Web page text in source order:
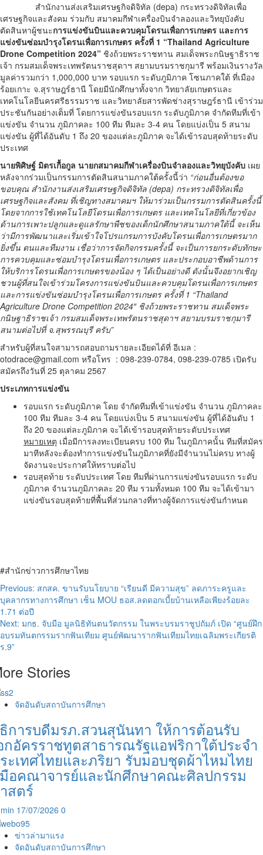
สำนักงานส่งเสริมเศรษฐกิจดิจิทัล (depa) กระทรวงดิจิทัลเพื่อ
เศรษฐกิจและสังคม ร่วมกับ สมาคมกีฬาเครื่องบินจำลองและวิทยุบังคับ
ตัดสินหาผู้ชนะการแข่งขันบินและควบคุมโดรนเพื่อการเกษตร และการ
แข่งขันซ่อมบำรุงโดรนเพื่อการเกษตร ครั้งที่ 1 “Thailand Agriculture
Drone Competition 2024” ชิงถ้วยพระราชทาน สมเด็จพระกนิษฐาธิราช
เจ้า กรมสมเด็จพระเทพรัตนราชสุดาฯ สยามบรมราชกุมารี พร้อมเงินรางวัล
มูลค่ารวมกว่า 1,000,000 บาท รอบแรก ระดับภูมิภาค โซนภาคใต้ ที่เมือง
ร้อยเกาะ จ.สุราษฎร์ธานี โดยมีนักศึกษาทั้งจาก วิทยาลัยเกษตรและ
เทคโนโลยีนครศรีธรรมราช และวิทยาลัยสารพัดช่างสุราษฎร์ธานี เข้าร่วม
ประชันกันอย่างเต็มที่ โดยการแข่งขันรอบแรก ระดับภูมิภาค จำกัดทีมที่เข้า
แข่งขัน จำนวน ภูมิภาคละ 100 ทีม ทีมละ 3-4 คน โดยแบ่งเป็น 5 สนาม
แข่งขัน ผู้ที่ได้อันดับ 1 ถึง 20 ของแต่ละภูมิภาค จะได้เข้ารอบสุดท้ายระดับ
ประเทศ
นายพิศิษฐ์ มิตรเกื้อกูล นายกสมาคมกีฬาเครื่องบินจำลองและวิทยุบังคับ เผย
หลังจากร่วมเป็นกรรมการตัดสินสนามภาคใต้ครั้งนี้ว่า “ก่อนอื่นต้องขอ
ขอบคุณ สำนักงานส่งเสริมเศรษฐกิจดิจิทัล (depa) กระทรวงดิจิทัลเพื่อ
เศรษฐกิจและสังคม ที่เชิญทางสมาคมฯ ให้มาร่วมเป็นกรรมการตัดสินครั้งนี้
โดยจากการใช้เทคโนโลยีโดรนเพื่อการเกษตร และเทคโนโลยีที่เกี่ยวข้อง
ด้านการเพาะปลูกและดูแลรักษาพืชของเด็กนักศึกษาสนามภาคใต้นี้ จะเห็น
ว่ามีการพัฒนาและเริ่มเข้าใจโปรแกรมการบังคับโดรนเพื่อการเกษตรมาก
ยิ่งขึ้น ตนและทีมงาน เชื่อว่าการจัดกิจกรรมครั้งนี้ จะเป็นการยกระดับทักษะ
การควบคุมและซ่อมบำรุงโดรนเพื่อการเกษตร และประกอบอาชีพด้านการ
ให้บริการโดรนเพื่อการเกษตรของน้อง ๆ ได้เป็นอย่างดี ดังนั้นจึงอยากเชิญ
ชวนผู้ที่สนใจเข้าร่วมโครงการแข่งขันบินและควบคุมโดรนเพื่อการเกษตร
และการแข่งขันซ่อมบำรุงโดรนเพื่อการเกษตร ครั้งที่ 1 “Thailand
Agriculture Drone Competition 2024″ ชิงถ้วยพระราชทาน สมเด็จพระ
กนิษฐาธิราชเจ้า กรมสมเด็จพระเทพรัตนราชสุดาฯ สยามบรมราชกุมารี
สนามต่อไปที่ จ.สุพรรณบุรี ครับ”
สำหรับผู้ที่สนใจสามารถสอบถามรายละเอียดได้ที่ อีเมล :
otodrace@gmail.com หรือโทร : 098-239-0784, 098-239-0785 เปิดรับ
สมัครถึงวันที่ 25 ตุลาคม 2567
ประเภทการแข่งขัน
รอบแรก ระดับภูมิภาค โดย จำกัดทีมที่เข้าแข่งขัน จำนวน ภูมิภาคละ
100 ทีม ทีมละ 3-4 คน โดยแบ่งเป็น 5 สนามแข่งขัน ผู้ที่ได้อันดับ 1
ถึง 20 ของแต่ละภูมิภาค จะได้เข้ารอบสุดท้ายระดับประเทศ
หมายเหตุ เมื่อมีการลงทะเบียนครบ 100 ทีม ในภูมิภาคนั้น ทีมที่สมัคร
มาทีหลังจะต้องทำการแข่งขันในภูมิภาคที่ยังมีจำนวนไม่ครบ ทางผู้
จัดงานจะประกาศให้ทราบต่อไป
รอบสุดท้าย ระดับประเทศ โดย ทีมที่ผ่านการแข่งขันรอบแรก ระดับ
ภูมิภาค จำนวนภูมิภาคละ 20 ทีม รวมทั้งหมด 100 ทีม จะได้เข้ามา
แข่งขันรอบสุดท้ายที่พื้นที่ส่วนกลางที่ทางผู้จัดการแข่งขันกำหนด
#สำนักข่าวการศึกษาไทย
Post
navigation
Previous: สกสค. ขานรับนโยบาย “เรียนดี มีความสุข” ลดภาระครูและ
บุคลากรทางการศึกษา เซ็น MOU ธอส.ลดดอกเบี้ยบ้านเหลือเพียงร้อยละ
1.71 ต่อปี
Next: มกธ. จับมือ มูลนิธิทันตนวัตกรรม ในพระบรมราชูปถัมภ์ เปิด “ศูนย์ฝึก
อบรมทันตกรรมรากฟันเทียม ศูนย์พัฒนารากฟันเทียมไทยเฉลิมพระเกียรติ
ร.9”
Stories
จัดอันดับสถาบันการศึกษา
การบดีมรภ.สวนสุนันทา ให้การต้อนรับ
กอัครราชทูตสาธารณรัฐแอฟริกาใต้ประจำ
ะเทศไทยและภริยา รับมอบชุดผ้าไหมไทย
อคณาจารย์และนักศึกษาคณะศิลปกรรม
สตร์
17/07/2026 0
ข่าวล่ามาแรง
จัดอันดับสถาบันการศึกษา